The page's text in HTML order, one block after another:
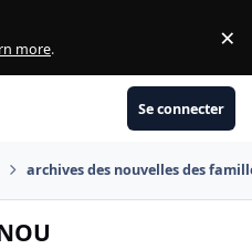
more. ×
Se connecter
archives des nouvelles des